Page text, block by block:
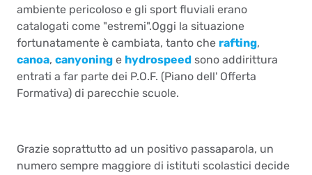
ambiente pericoloso e gli sport fluviali erano
catalogati come "estremi".Oggi la situazione
fortunatamente è cambiata, tanto che rafting,
canoa, canyoning e hydrospeed sono addirittura
entrati a far parte dei P.O.F. (Piano dell' Offerta
Formativa) di parecchie scuole.
Grazie soprattutto ad un positivo passaparola, un
numero sempre maggiore di istituti scolastici decide